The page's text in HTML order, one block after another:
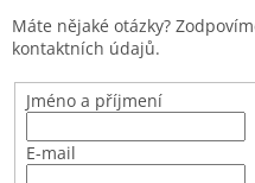
Máte nějaké otázky?
kontaktních údajů.
Jméno a příjmení
E-mail